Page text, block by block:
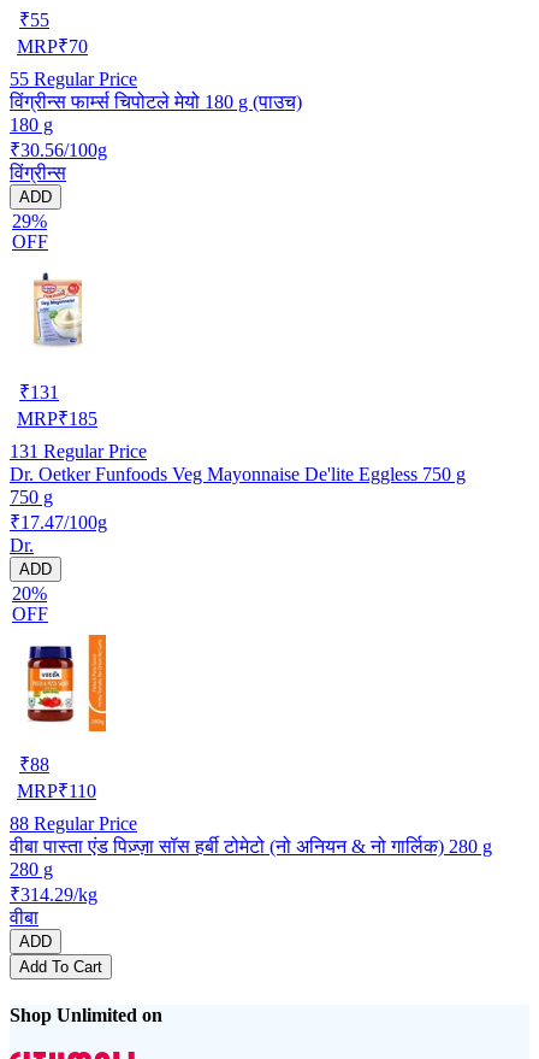
₹55
MRP₹70
55 Regular Price
विंग्रीन्स फार्म्स चिपोटले मेयो 180 g (पाउच)
180 g
₹30.56/100g
विंग्रीन्स
ADD
29%
OFF
₹131
MRP₹185
131 Regular Price
Dr. Oetker Funfoods Veg Mayonnaise De'lite Eggless 750 g
750 g
₹17.47/100g
Dr.
ADD
20%
OFF
₹88
MRP₹110
88 Regular Price
वीबा पास्ता एंड पिज़्ज़ा सॉस हर्बी टोमेटो (नो अनियन & नो गार्लिक) 280 g
280 g
₹314.29/kg
वीबा
ADD
Add To Cart
Shop Unlimited on